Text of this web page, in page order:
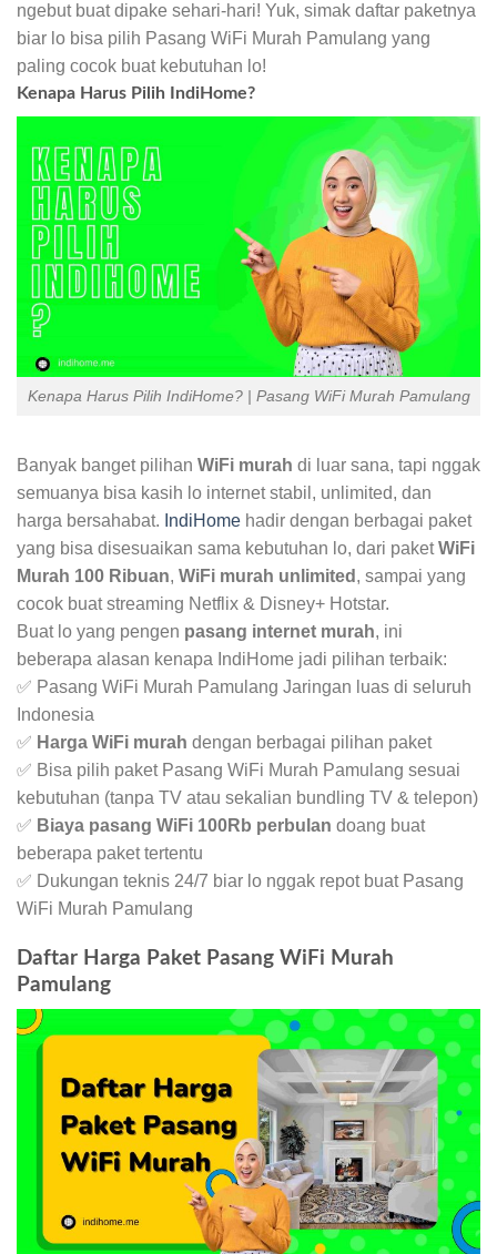
ngebut buat dipake sehari-hari! Yuk, simak daftar paketnya
biar lo bisa pilih Pasang WiFi Murah Pamulang yang
paling cocok buat kebutuhan lo!
Kenapa Harus Pilih IndiHome?
Kenapa Harus Pilih IndiHome? | Pasang WiFi Murah Pamulang
Banyak banget pilihan WiFi murah di luar sana, tapi nggak
semuanya bisa kasih lo internet stabil, unlimited, dan
harga bersahabat. IndiHome hadir dengan berbagai paket
yang bisa disesuaikan sama kebutuhan lo, dari paketWiFi
Murah 100 Ribuan, WiFi murah unlimited , sampai yang
cocok buat streaming Netflix & Disney+ Hotstar.
Buat lo yang pengen pasang internet murah, ini
beberapa alasan kenapa IndiHome jadi pilihan terbaik:
✅ Pasang WiFi Murah Pamulang Jaringan luas di seluruh
Indonesia
✅ Harga WiFi murah dengan berbagai pilihan paket
✅ Bisa pilih paket Pasang WiFi Murah Pamulang sesuai
kebutuhan (tanpa TV atau sekalian bundling TV & telepon)
✅ Biaya pasang WiFi 100Rb perbulan doang buat
beberapa paket tertentu
✅ Dukungan teknis 24/7 biar lo nggak repot buat Pasang
WiFi Murah Pamulang
Daftar Harga Paket Pasang WiFi Murah
Pamulang